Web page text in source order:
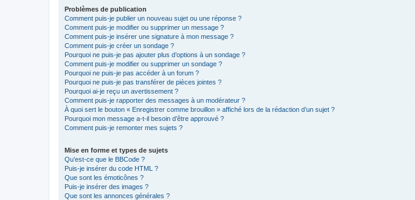
Problèmes de publication
Comment puis-je publier un nouveau sujet ou une réponse ?
Comment puis-je modifier ou supprimer un message ?
Comment puis-je insérer une signature à mon message ?
Comment puis-je créer un sondage ?
Pourquoi ne puis-je pas ajouter plus d’options à un sondage ?
Comment puis-je modifier ou supprimer un sondage ?
Pourquoi ne puis-je pas accéder à un forum ?
Pourquoi ne puis-je pas transférer de pièces jointes ?
Pourquoi ai-je reçu un avertissement ?
Comment puis-je rapporter des messages à un modérateur ?
À quoi sert le bouton « Enregistrer comme brouillon » affiché lors de la rédaction d’un sujet ?
Pourquoi mon message a-t-il besoin d’être approuvé ?
Comment puis-je remonter mes sujets ?
Mise en forme et types de sujets
Qu’est-ce que le BBCode ?
Puis-je insérer du code HTML ?
Que sont les émoticônes ?
Puis-je insérer des images ?
Que sont les annonces générales ?